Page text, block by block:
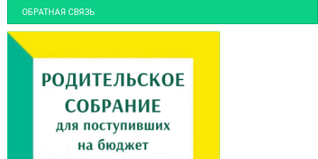
ОБРАТНАЯ СВЯЗЬ